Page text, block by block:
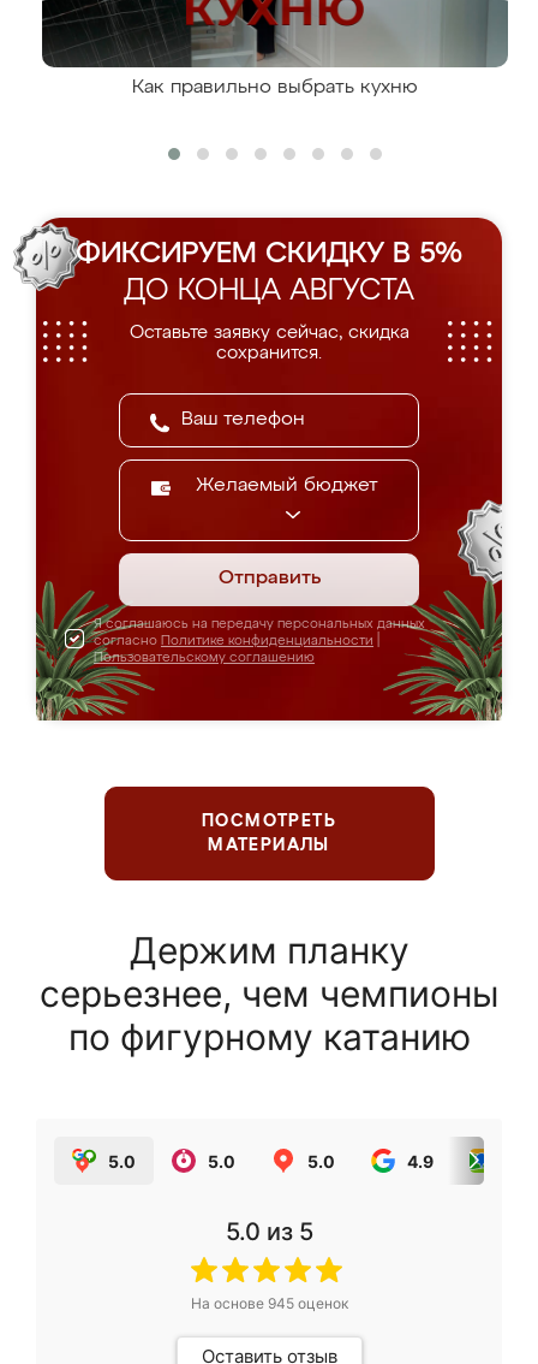
Как правильно выбрать кухню
ФИКСИРУЕМ СКИДКУ В 5%
ДО КОНЦА АВГУСТА
Оставьте заявку сейчас, скидка
сохранится.
Желаемый бюджет
Отправить
Я соглашаюсь на передачу персональных данных
согласно Политике конфиденциальности
Пользовательскому соглашению
ПОСМОТРЕТЬ
МАТЕРИАЛЫ
Держим планку
серьезнее, чем чемпионы
по фигурному катанию
5.0 5.0 5.0 4.9
5.0 из 5
На основе 945оценок
Оставить отзыв